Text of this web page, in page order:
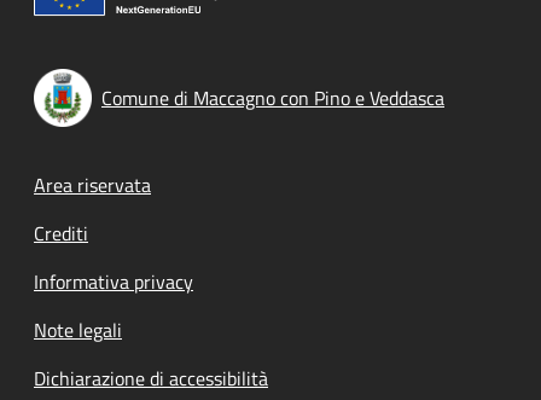
Comune di Maccagno con Pino e Veddasca
Footer menu
Area riservata
Crediti
Informativa privacy
Note legali
Dichiarazione di accessibilità